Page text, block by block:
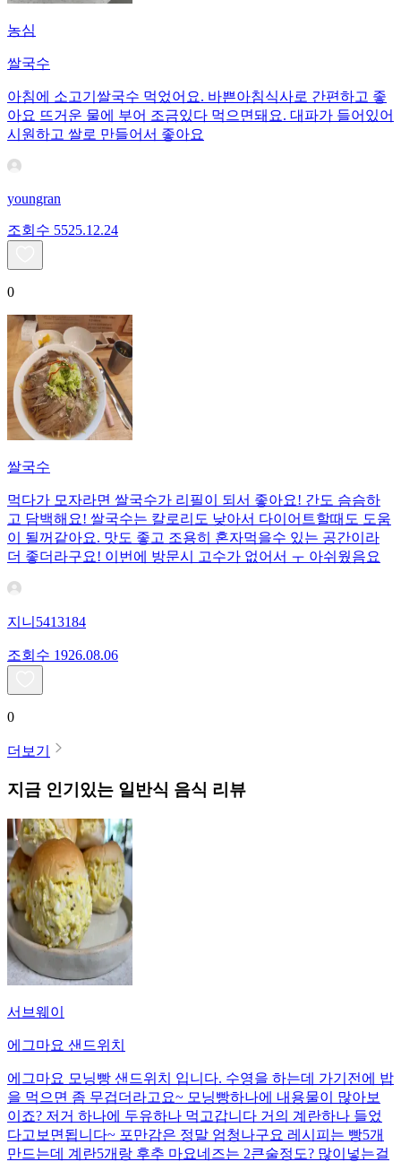
농심
쌀국수
아침에 소고기쌀국수 먹었어요. 바쁜아침식사로 간편하고 좋
아요 뜨거운 물에 부어 조금있다 먹으면돼요. 대파가 들어있어
시원하고 쌀로 만들어서 좋아요
youngran
조회수 5525.12.24
0
쌀국수
먹다가 모자라면 쌀국수가 리필이 되서 좋아요! 간도 슴슴하
고 담백해요! 쌀국수는 칼로리도 낮아서 다이어트할때도 도움
이 될꺼같아요. 맛도 좋고 조용히 혼자먹을수 있는 공간이라
더 좋더라구요! 이번에 방문시 고수가 없어서 ㅜ 아쉬웠음요
지니5413184
조회수 1926.08.06
0
더보기
지금 인기있는 일반식 음식 리뷰
서브웨이
에그마요 샌드위치
에그마요 모닝빵 샌드위치 입니다. 수영을 하는데 가기전에 밥
을 먹으면 좀 무겁더라고요~ 모닝빵하나에 내용물이 많아보
이죠? 저거 하나에 두유하나 먹고갑니다 거의 계란하나 들었
다고보면됩니다~ 포만감은 정말 엄청나구요 레시피는 빵5개
만드는데 계란5개랑 후추 마요네즈는 2큰술정도? 많이넣는걸